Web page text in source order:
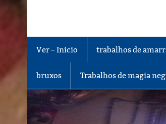
Ver – Inicio trabalhos de
bruxos Trabalhos de magia